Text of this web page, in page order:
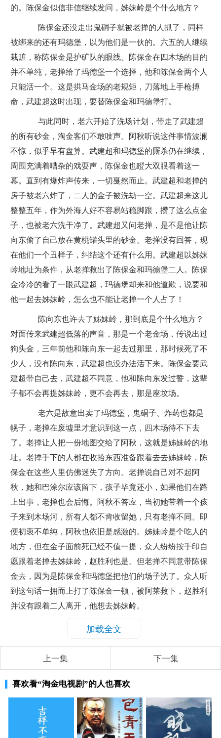
的。陈保金似信非信继续发问，姊妹岭是个什么地方？
陈保金还没走出鬼硐子就被老掸的人抓了，同样
被绑来的还有玛德堡，以为他们是一伙的。六五的人继续
栽赃，称陈保金是护矿队的眼线。陈保金在四木场的目的
并不单纯，老掸给了玛德堡一个选择，他和陈保金两个人
只能活一个。这是拱马金场的老规矩，刀落地上手枪搏
命，武建超这时出现，要替陈保金和玛德堡打。
与此同时，老六开始了洗场计划，带走了武建超
的所有砂金，淘金客们不敢吱声。阿秋听说这件事情波澜
不惊，似乎早有盘算。武建超和玛德堡的厮杀仍在继续，
周围充满着嘈杂的戏耍声，陈保金也瞪大双眼看着这一
幕。直到有爆炸声传来，一切戛然而止。武建超和老掸的
房子被老六炸了，二人的金子被洗劫一空。武建超来这儿
整整五年，作为外海人好不容易站稳脚跟，攒了这么点金
子，也被老六洗干净了。武建超又问老掸，是不是他让陈
向东偷了自己放在黄桃罐头里的砂金。老掸没有回答，现
在他们一个丑样子，纠结这个还有什么用。武建超以姊妹
岭地址为条件，从老掸救出了陈保金和玛德堡二人。陈保
金冷冷的看了一眼武建超，玛德堡却来和他道歉，说要和
他一起去姊妹岭，怎么也不能让老掸一个人占了！
陈向东也许去了姊妹岭，那到底是个什么地方？
对面传来武建超低落的声音，那是一个老金场，传说出过
狗头金，三年前他和陈向东一起去过那里，那时候死了不
少人，没有陈向东，武建超也没办法活下来。陈保金要武
建超带自己去，武建超不同意，他和陈向东发过誓，这辈
子都不会再提姊妹岭，更不会再去，那是座坟场。
老六是故意出卖了玛德堡，鬼硐子、炸药也都是
幌子，老掸在废墟里才意识到这一点，四木场待不下去
了。老掸让人把一份地图交给了阿秋，这就是姊妹岭的地
址。老掸手下的人都在收拾东西准备跟着去去姊妹岭，陈
保金在这些人里仿佛迷失了方向。老掸说自己对不起阿
秋，她和巴涂尔应该留下，孩子毕竟还小，如果他们在路
上出事，老掸也会后悔。阿秋不答应，当初她带着一个孩
子来到木场河，所有人都不肯收留她，只有老掸不同。即
便初衷不单纯，阿秋也依旧是感激的。姊妹岭是个吃人的
地方，但在金子面前死已经不值一提，众人纷纷按手印自
愿跟着老掸去姊妹岭，赵胜利也是。但老掸不同意带陈保
金去，因为是陈保金和玛德堡把他们的场子洗了。众人听
到这句话一拥而上打了陈保金一顿，被阿莱救下，赵胜利
并没有跟着二人离开，他想去姊妹岭。
加载全文
上一集 下一集
喜欢看“淘金电视剧”的人也喜欢